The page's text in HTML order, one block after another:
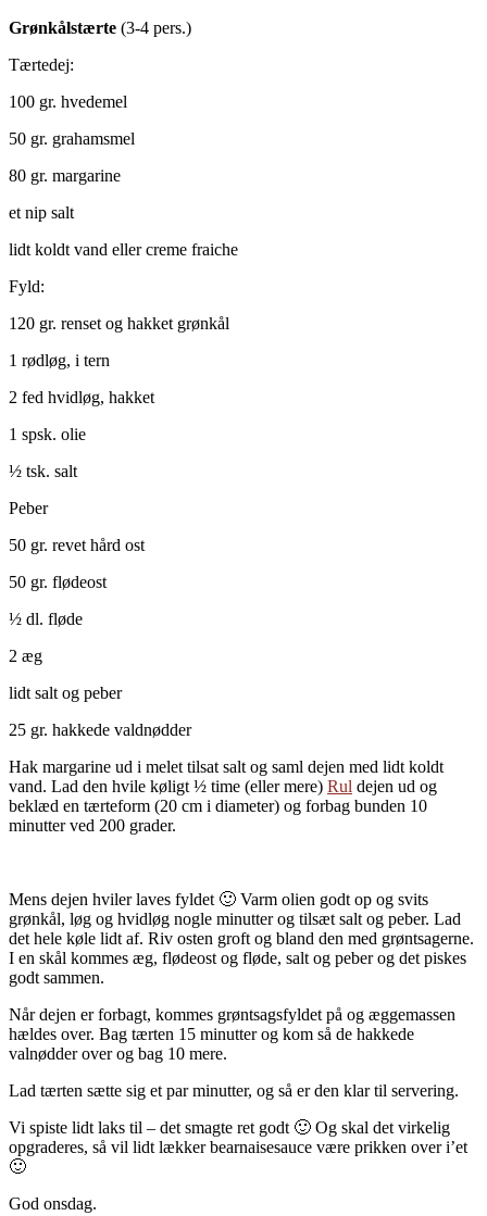
Grønkålstærte (3-4 pers.)
Tærtedej:
100 gr. hvedemel
50 gr. grahamsmel
80 gr. margarine
et nip salt
lidt koldt vand eller creme fraiche
Fyld:
120 gr. renset og hakket grønkål
1 rødløg, i tern
2 fed hvidløg, hakket
1 spsk. olie
½ tsk. salt
Peber
50 gr. revet hård ost
50 gr. flødeost
½ dl. fløde
2 æg
lidt salt og peber
25 gr. hakkede valdnødder
Hak margarine ud i melet tilsat salt og saml dejen med lidt koldt
vand. Lad den hvile køligt ½ time (eller mere) Rul dejen ud og
beklæd en tærteform (20 cm i diameter) og forbag bunden 10
minutter ved 200 grader.
Mens dejen hviler laves fyldet 🙂 Varm olien godt op og svits
grønkål, løg og hvidløg nogle minutter og tilsæt salt og peber. Lad
det hele køle lidt af. Riv osten groft og bland den med grøntsagerne.
I en skål kommes æg, flødeost og fløde, salt og peber og det piskes
godt sammen.
Når dejen er forbagt, kommes grøntsagsfyldet på og æggemassen
hældes over. Bag tærten 15 minutter og kom så de hakkede
valnødder over og bag 10 mere.
Lad tærten sætte sig et par minutter, og så er den klar til servering.
Vi spiste lidt laks til – det smagte ret godt 🙂 Og skal det virkelig
opgraderes, så vil lidt lækker bearnaisesauce være prikken over i’et
🙂
God onsdag.